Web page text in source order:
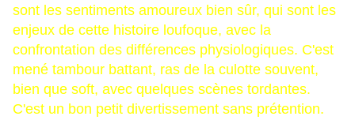
sont les sentiments amoureux bien sûr, qui sont les
enjeux de cette histoire loufoque, avec la
confrontation des différences physiologiques. C'est
mené tambour battant, ras de la culotte souvent,
bien que soft, avec quelques scènes tordantes.
C'est un bon petit divertissement sans prétention.